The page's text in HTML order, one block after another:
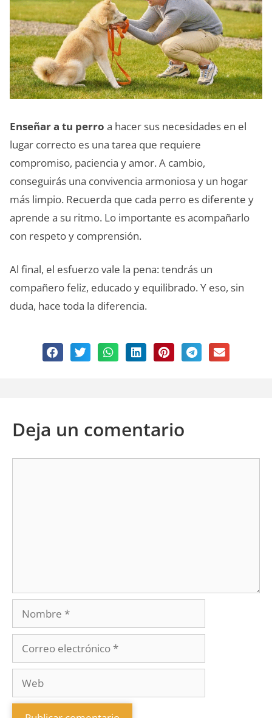
Enseñar a tu perro a hacer sus necesidades en el
lugar correcto es una tarea que requiere
compromiso, paciencia y amor. A cambio,
conseguirás una convivencia armoniosa y un hogar
más limpio. Recuerda que cada perro es diferente y
aprende a su ritmo. Lo importante es acompañarlo
con respeto y comprensión.
Al final, el esfuerzo vale la pena: tendrás un
compañero feliz, educado y equilibrado. Y eso, sin
duda, hace toda la diferencia.
Deja un comentario